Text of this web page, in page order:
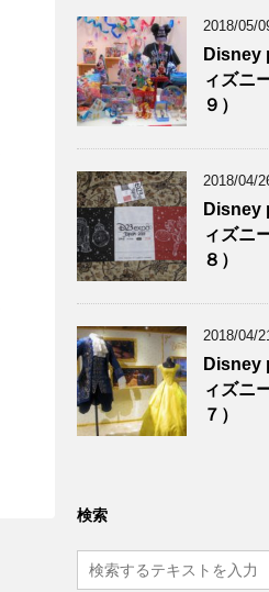
2018/05/
Disney
ィズニ
９）
2018/04/
Disney
ィズニ
８）
2018/04/
Disney
ィズニ
７）
検索